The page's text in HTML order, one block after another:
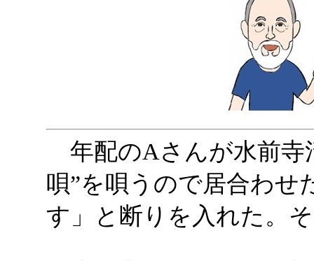
年配のAさんが水前寺
唄”を唄うので居合わせ
す」と断りを入れた。